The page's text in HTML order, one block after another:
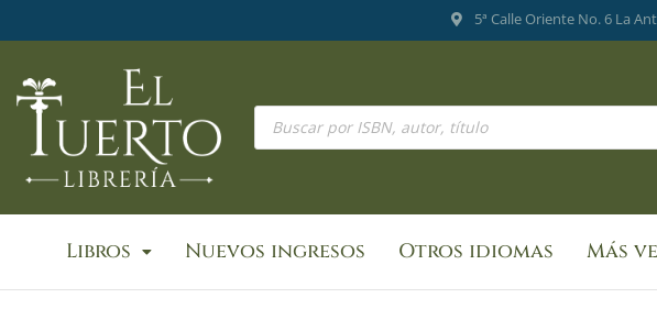
al
5ª Calle Oriente No. 6 La
Búsqueda
productos
Libros Nuevos ingresos Otros idiomas Más